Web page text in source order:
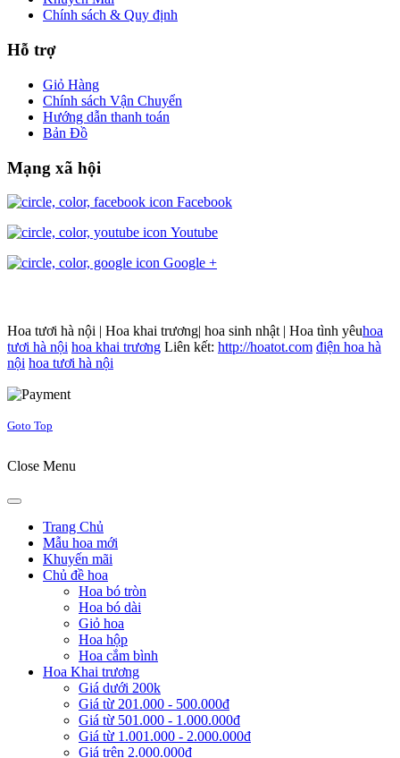
Chính sách & Quy định
Hỗ trợ
Giỏ Hàng
Chính sách Vận Chuyển
Hướng dẫn thanh toán
Bản Đồ
Mạng xã hội
Facebook
Youtube
Google +
Hoa tươi hà nội | Hoa khai trương| hoa sinh nhật | Hoa tình yêuhoa
tươi hà nội hoa khai trương Liên kết: http://hoatot.com điện hoa hà
nội hoa tươi hà nội
Goto Top
Close Menu
Trang Chủ
Mẫu hoa mới
Khuyến mãi
Chủ đề hoa
Hoa bó tròn
Hoa bó dài
Giỏ hoa
Hoa hộp
Hoa cắm bình
Hoa Khai trương
Giá dưới 200k
Giá từ 201.000 - 500.000đ
Giá từ 501.000 - 1.000.000đ
Giá từ 1.001.000 - 2.000.000đ
Giá trên 2.000.000đ